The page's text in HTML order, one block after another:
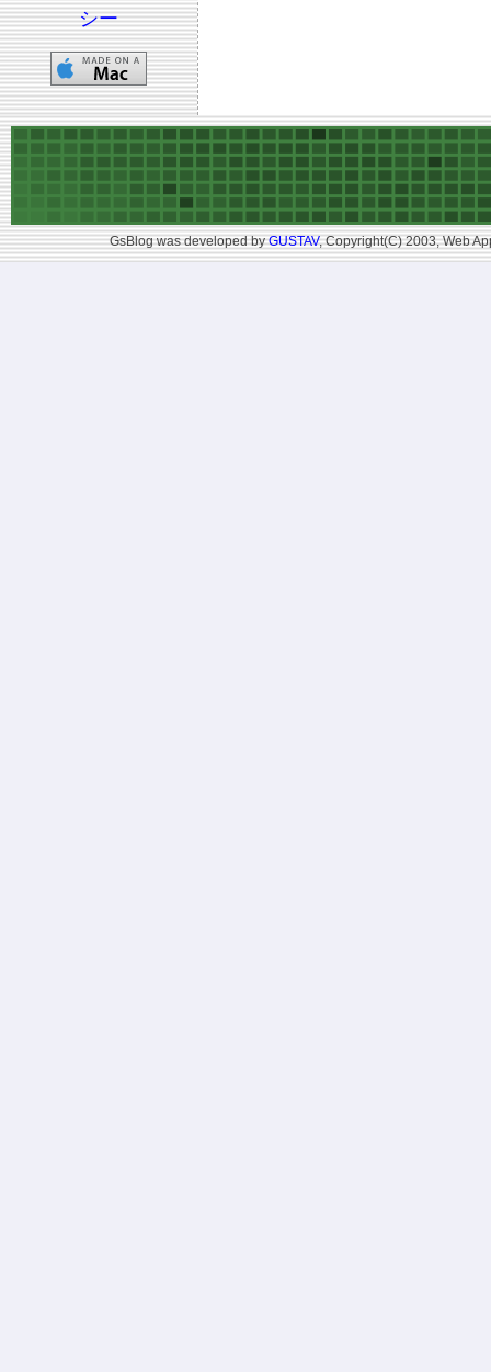
シー
GsBlog was developed byGUSTAV, Copyright(C) 2003, Web